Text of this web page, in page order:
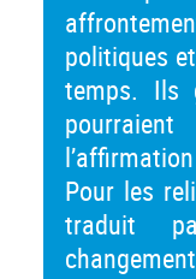
politiques
temps. Ils
Pour les
traduit